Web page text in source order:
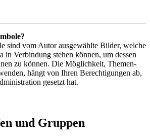
sind vom Autor ausgewählte Bilder, welche
in Verbindung stehen können, um dessen
zu können. Die Möglichkeit, Themen-
hängt von Ihren Berechtigungen ab,
gesetzt hat.
und Gruppen